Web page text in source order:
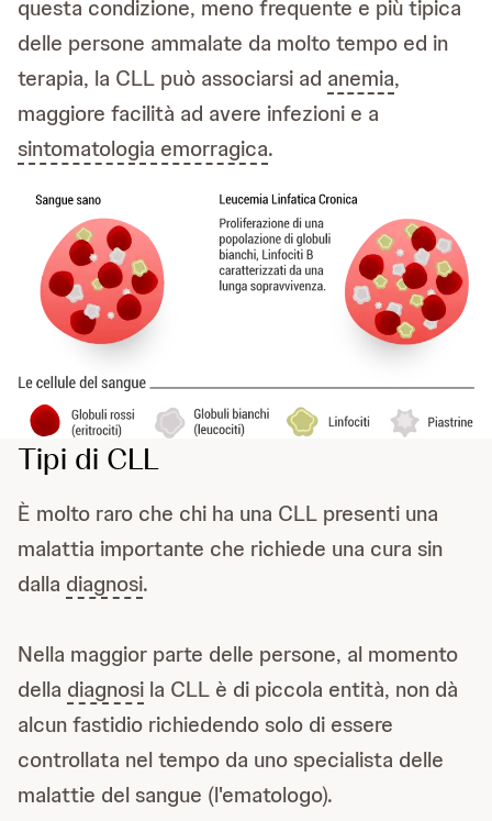
questa condizione, meno frequente e più tipica
delle persone ammalate da molto tempo ed in
terapia, la CLL può associarsi ad anemia,
maggiore facilità ad avere infezioni e a
sintomatologia emorragica.
Tipi di CLL
È molto raro che chi ha una CLL presenti una
malattia importante che richiede una cura sin
dalla diagnosi.
Nella maggior parte delle persone, al momento
della diagnosi la CLL è di piccola entità, non dà
alcun fastidio richiedendo solo di essere
controllata nel tempo da uno specialista delle
malattie del sangue (l'ematologo).